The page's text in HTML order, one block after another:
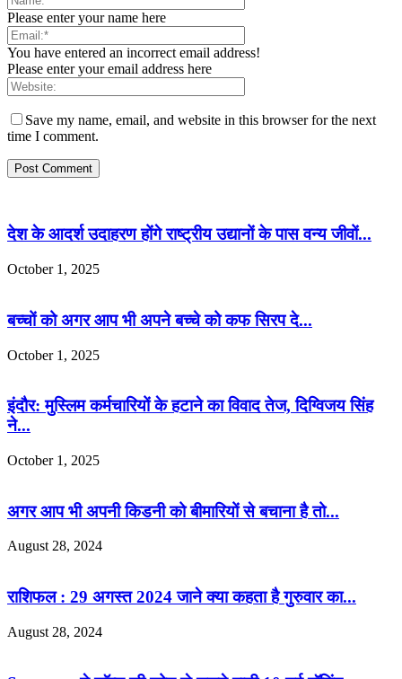
Please enter your name here
You have entered an incorrect email address!
Please enter your email address here
Save my name, email, and website in this browser for the next
time I comment.
देश के आदर्श उदाहरण होंगे राष्ट्रीय उद्यानों के पास वन्य जीवों...
October 1, 2025
बच्चों को अगर आप भी अपने बच्चे को कफ सिरप दे...
October 1, 2025
इंदौर: मुस्लिम कर्मचारियों के हटाने का विवाद तेज, दिग्विजय सिंह
ने...
October 1, 2025
अगर आप भी अपनी किडनी को बीमारियों से बचाना है तो...
August 28, 2024
राशिफल : 29 अगस्त 2024 जाने क्या कहता है गुरुवार का...
August 28, 2024